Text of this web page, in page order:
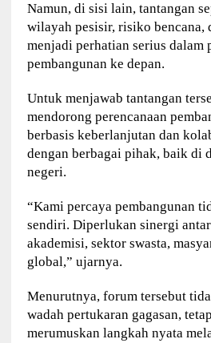
Namun, di sisi lain, tantangan
wilayah pesisir, risiko bencana,
menjadi perhatian serius dalam
pembangunan ke depan.
Untuk menjawab tantangan
mendorong perencanaan
berbasis keberlanjutan dan
dengan berbagai pihak, baik di
negeri.
“Kami percaya pembangunan
sendiri. Diperlukan sinergi
akademisi, sektor swasta,
global,” ujarnya.
Menurutnya, forum tersebut
wadah pertukaran gagasan,
merumuskan langkah nyata